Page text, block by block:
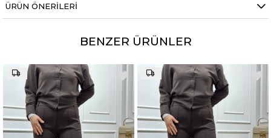
ÜRÜN ÖNERILERI
BENZER ÜRÜNLER